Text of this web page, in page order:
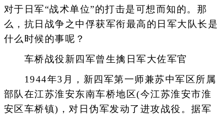
对于日军“战术单位”的打击是可想而知的。那
么，抗日战争之中俘获军衔最高的日军大队长是
什么时候的事呢？
车桥战役新四军曾生擒日军大佐军官
1944年3月，新四军第一师兼苏中军区所属
部队在江苏淮安东南车桥地区(今江苏淮安市淮
安区车桥镇)，对日伪军发动了进攻战役。据军